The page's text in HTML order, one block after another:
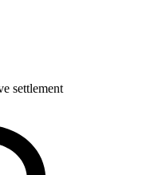
settlement